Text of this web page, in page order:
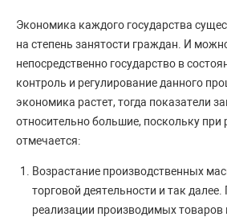
Экономика каждого государства
на степень занятости граждан. И
непосредственно государство в
контроль и регулирование данного
экономика растет, тогда показатели
относительно большие, поскольку при
отмечается:
Возрастание производственных
торговой деятельности и так
реализации производимых